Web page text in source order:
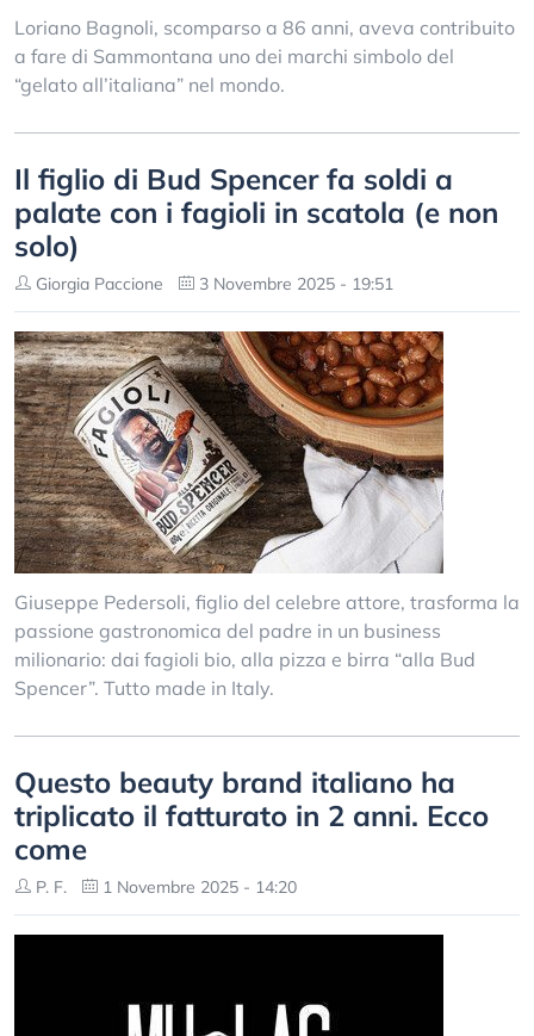
Loriano Bagnoli, scomparso a 86 anni, aveva contribuito
a fare di Sammontana uno dei marchi simbolo del
“gelato all’italiana” nel mondo.
Il figlio di Bud Spencer fa soldi a
palate con i fagioli in scatola (e non
solo)
Giorgia Paccione 3 Novembre 2025 - 19:51
Giuseppe Pedersoli, figlio del celebre attore, trasforma la
passione gastronomica del padre in un business
milionario: dai fagioli bio, alla pizza e birra “alla Bud
Spencer”. Tutto made in Italy.
Questo beauty brand italiano ha
triplicato il fatturato in 2 anni. Ecco
come
P. F. 1 Novembre 2025 - 14:20